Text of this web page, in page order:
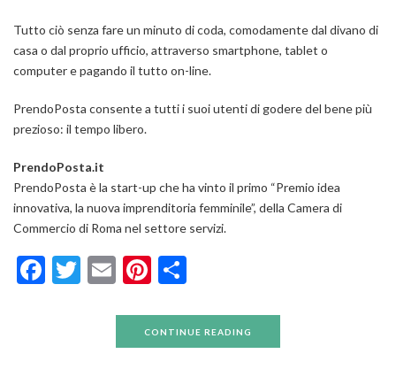
Tutto ciò senza fare un minuto di coda, comodamente dal divano di
casa o dal proprio ufficio, attraverso smartphone, tablet o
computer e pagando il tutto on-line.
PrendoPosta consente a tutti i suoi utenti di godere del bene più
prezioso: il tempo libero.
PrendoPosta.it
PrendoPosta è la start-up che ha vinto il primo “Premio idea
innovativa, la nuova imprenditoria femminile”, della Camera di
Commercio di Roma nel settore servizi.
Facebook
Twitter
EmailPinterest
CONTINUE READING